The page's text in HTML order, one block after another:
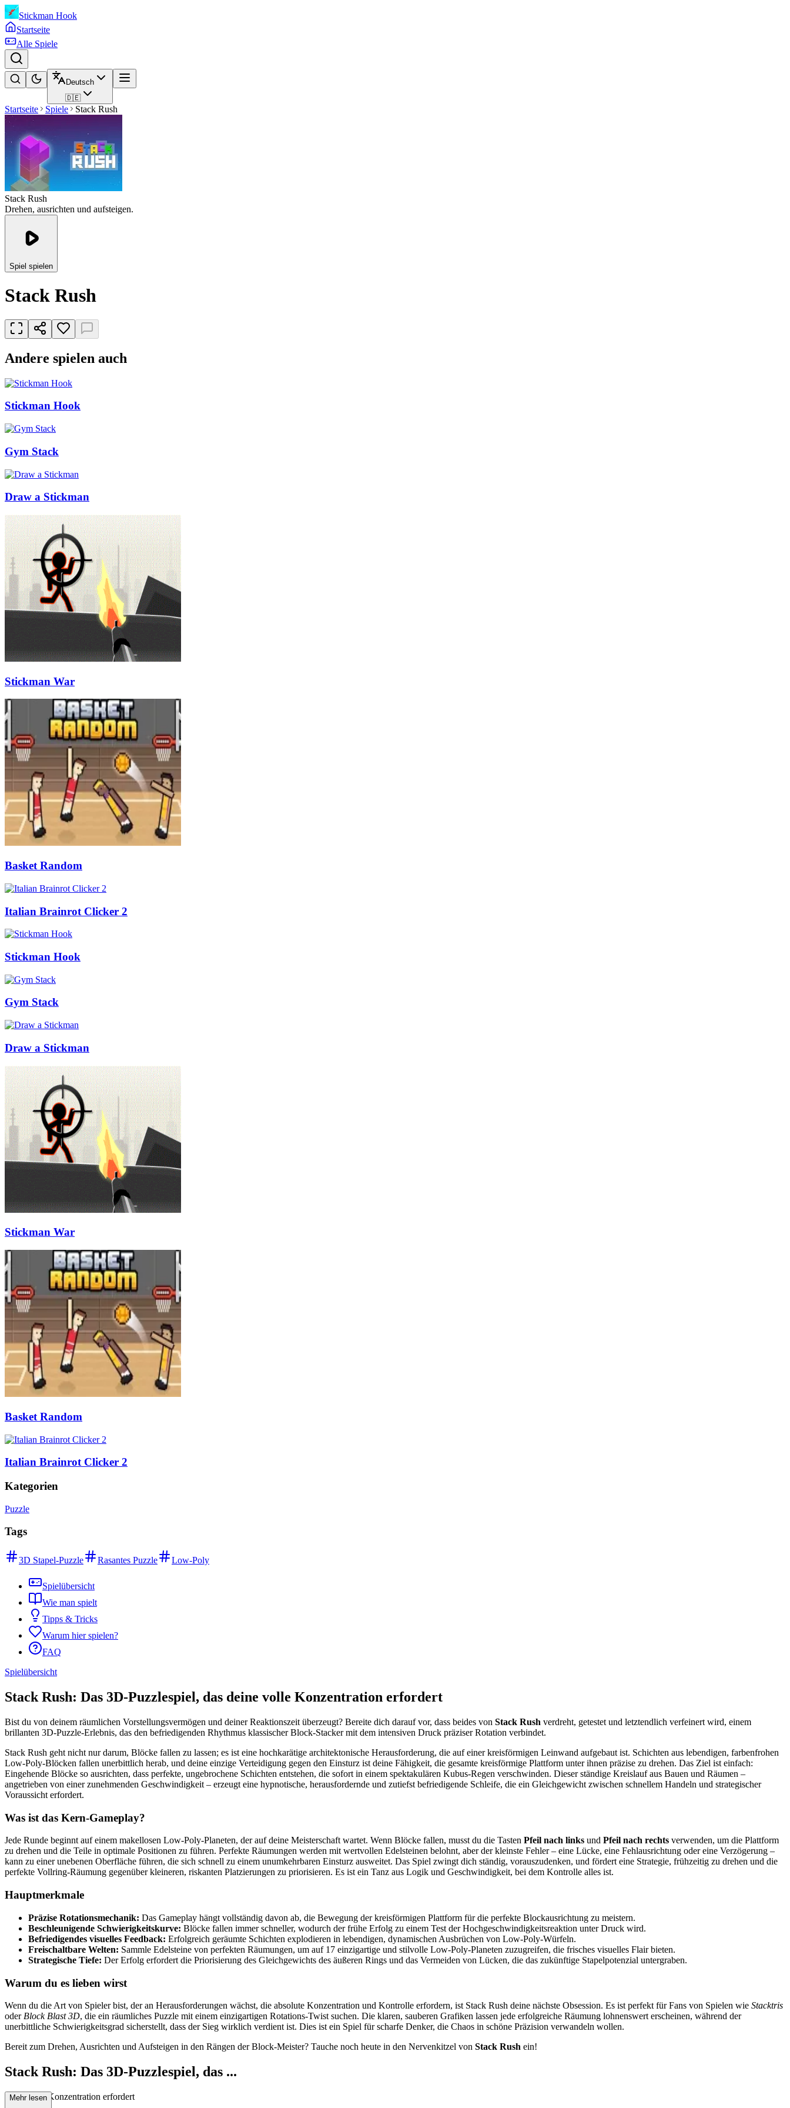
Stickman Hook
Startseite
Alle Spiele
Deutsch
🇩🇪
Startseite Spiele Stack Rush
Stack Rush
Drehen, ausrichten und aufsteigen.
Spiel spielen
Stack Rush
Andere spielen auch
Stickman Hook
Gym Stack
Draw a Stickman
Stickman War
Basket Random
Italian Brainrot Clicker 2
Stickman Hook
Gym Stack
Draw a Stickman
Stickman War
Basket Random
Italian Brainrot Clicker 2
Kategorien
Puzzle
Tags
3D Stapel-Puzzle Rasantes Puzzle Low-Poly
Spielübersicht
Wie man spielt
Tipps & Tricks
Warum hier spielen?
FAQ
Spielübersicht
Stack Rush: Das 3D-Puzzlespiel, das deine volle Konzentration erfordert
Bist du von deinem räumlichen Vorstellungsvermögen und deiner Reaktionszeit überzeugt? Bereite dich darauf vor, dass beides von Stack Rush verdreht, getestet und letztendlich verfeinert wird, einem
brillanten 3D-Puzzle-Erlebnis, das den befriedigenden Rhythmus klassischer Block-Stacker mit dem intensiven Druck präziser Rotation verbindet.
Stack Rush geht nicht nur darum, Blöcke fallen zu lassen; es ist eine hochkarätige architektonische Herausforderung, die auf einer kreisförmigen Leinwand aufgebaut ist. Schichten aus lebendigen, farbenfrohen
Low-Poly-Blöcken fallen unerbittlich herab, und deine einzige Verteidigung gegen den Einsturz ist deine Fähigkeit, die gesamte kreisförmige Plattform unter ihnen präzise zu drehen. Das Ziel ist einfach:
Eingehende Blöcke so ausrichten, dass perfekte, ungebrochene Schichten entstehen, die sofort in einem spektakulären Kubus-Regen verschwinden. Dieser ständige Kreislauf aus Bauen und Räumen –
angetrieben von einer zunehmenden Geschwindigkeit – erzeugt eine hypnotische, herausfordernde und zutiefst befriedigende Schleife, die ein Gleichgewicht zwischen schnellem Handeln und strategischer
Voraussicht erfordert.
Was ist das Kern-Gameplay?
Jede Runde beginnt auf einem makellosen Low-Poly-Planeten, der auf deine Meisterschaft wartet. Wenn Blöcke fallen, musst du die Tasten Pfeil nach links und Pfeil nach rechts verwenden, um die Plattform
zu drehen und die Teile in optimale Positionen zu führen. Perfekte Räumungen werden mit wertvollen Edelsteinen belohnt, aber der kleinste Fehler – eine Lücke, eine Fehlausrichtung oder eine Verzögerung –
kann zu einer unebenen Oberfläche führen, die sich schnell zu einem unumkehrbaren Einsturz ausweitet. Das Spiel zwingt dich ständig, vorauszudenken, und fördert eine Strategie, frühzeitig zu drehen und die
perfekte Vollring-Räumung gegenüber kleineren, riskanten Platzierungen zu priorisieren. Es ist ein Tanz aus Logik und Geschwindigkeit, bei dem Kontrolle alles ist.
Hauptmerkmale
Präzise Rotationsmechanik: Das Gameplay hängt vollständig davon ab, die Bewegung der kreisförmigen Plattform für die perfekte Blockausrichtung zu meistern.
Beschleunigende Schwierigkeitskurve: Blöcke fallen immer schneller, wodurch der frühe Erfolg zu einem Test der Hochgeschwindigkeitsreaktion unter Druck wird.
Befriedigendes visuelles Feedback: Erfolgreich geräumte Schichten explodieren in lebendigen, dynamischen Ausbrüchen von Low-Poly-Würfeln.
Freischaltbare Welten: Sammle Edelsteine von perfekten Räumungen, um auf 17 einzigartige und stilvolle Low-Poly-Planeten zuzugreifen, die frisches visuelles Flair bieten.
Strategische Tiefe: Der Erfolg erfordert die Priorisierung des Gleichgewichts des äußeren Rings und das Vermeiden von Lücken, die das zukünftige Stapelpotenzial untergraben.
Warum du es lieben wirst
Wenn du die Art von Spieler bist, der an Herausforderungen wächst, die absolute Konzentration und Kontrolle erfordern, ist Stack Rush deine nächste Obsession. Es ist perfekt für Fans von Spielen wie Stacktris
oder Block Blast 3D, die ein räumliches Puzzle mit einem einzigartigen Rotations-Twist suchen. Die klaren, sauberen Grafiken lassen jede erfolgreiche Räumung lohnenswert erscheinen, während der
unerbittliche Schwierigkeitsgrad sicherstellt, dass der Sieg wirklich verdient ist. Dies ist ein Spiel für scharfe Denker, die Chaos in schöne Präzision verwandeln wollen.
Bereit zum Drehen, Ausrichten und Aufsteigen in den Rängen der Block-Meister? Tauche noch heute in den Nervenkitzel von Stack Rush ein!
Stack Rush: Das 3D-Puzzlespiel, das ...
deine volle Konzentration erfordert
Mehr lesen